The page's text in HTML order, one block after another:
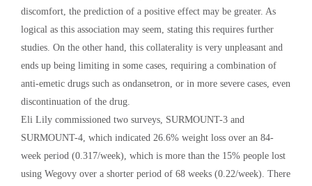
discomfort, the prediction of a positive effect may be greater. As
logical as this association may seem, stating this requires further
studies. On the other hand, this collaterality is very unpleasant and
ends up being limiting in some cases, requiring a combination of
anti-emetic drugs such as ondansetron, or in more severe cases, even
discontinuation of the drug.
Eli Lily commissioned two surveys, SURMOUNT-3 and
SURMOUNT-4, which indicated 26.6% weight loss over an 84-
week period (0.317/week), which is more than the 15% people lost
using Wegovy over a shorter period of 68 weeks (0.22/week). There